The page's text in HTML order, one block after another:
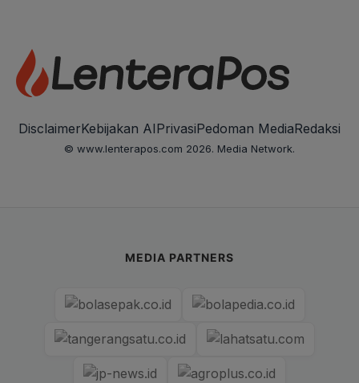
DisclaimerKebijakan AIPrivasiPedoman MediaRedaksi
© www.lenterapos.com 2026. Media Network.
MEDIA PARTNERS